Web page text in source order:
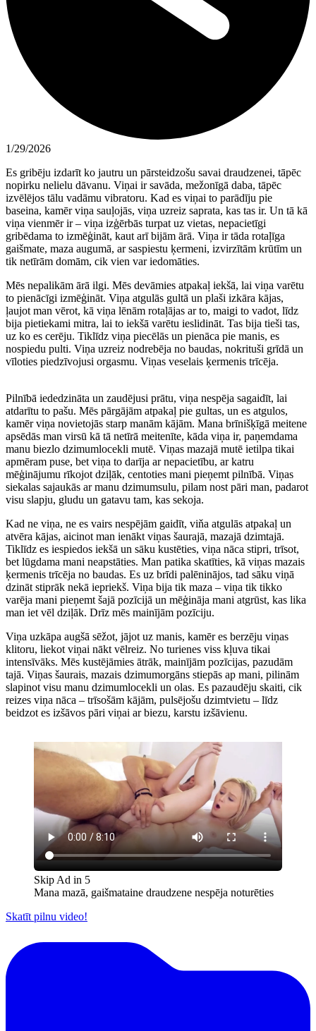
1/29/2026
Es gribēju izdarīt ko jautru un pārsteidzošu savai draudzenei, tāpēc
nopirku nelielu dāvanu. Viņai ir savāda, mežonīgā daba, tāpēc
izvēlējos tālu vadāmu vibratoru. Kad es viņai to parādīju pie
baseina, kamēr viņa sauļojās, viņa uzreiz saprata, kas tas ir. Un tā kā
viņa vienmēr ir – viņa izģērbās turpat uz vietas, nepacietīgi
gribēdama to izmēģināt, kaut arī bijām ārā. Viņa ir tāda rotaļīga
gaišmate, maza augumā, ar saspiestu ķermeni, izvirzītām krūtīm un
tik netīrām domām, cik vien var iedomāties.
Mēs nepalikām ārā ilgi. Mēs devāmies atpakaļ iekšā, lai viņa varētu
to pienācīgi izmēģināt. Viņa atgulās gultā un plaši izkāra kājas,
ļaujot man vērot, kā viņa lēnām rotaļājas ar to, maigi to vadot, līdz
bija pietiekami mitra, lai to iekšā varētu ieslidināt. Tas bija tieši tas,
uz ko es cerēju. Tiklīdz viņa piecēlās un pienāca pie manis, es
nospiedu pulti. Viņa uzreiz nodrebēja no baudas, nokrituši grīdā un
vīloties piedzīvojusi orgasmu. Viņas veselais ķermenis trīcēja.
Pilnībā iededzināta un zaudējusi prātu, viņa nespēja sagaidīt, lai
atdarītu to pašu. Mēs pārgājām atpakaļ pie gultas, un es atgulos,
kamēr viņa novietojās starp manām kājām. Mana brīnišķīgā meitene
apsēdās man virsū kā tā netīrā meitenīte, kāda viņa ir, paņemdama
manu biezlo dzimumlocekli mutē. Viņas mazajā mutē ietilpa tikai
apmēram puse, bet viņa to darīja ar nepacietību, ar katru
mēģinājumu rīkojot dziļāk, centoties mani pieņemt pilnībā. Viņas
siekalas sajaukās ar manu dzimumsulu, pilam nost pāri man, padarot
visu slapju, gludu un gatavu tam, kas sekoja.
Kad ne viņa, ne es vairs nespējām gaidīt, viňa atgulās atpakaļ un
atvēra kājas, aicinot man ienākt viņas šaurajā, mazajā dzimtajā.
Tiklīdz es iespiedos iekšā un sāku kustēties, viņa nāca stipri, trīsot,
bet lūgdama mani neapstāties. Man patika skatīties, kā viņas mazais
ķermenis trīcēja no baudas. Es uz brīdi palēninājos, tad sāku viņā
dzināt stiprāk nekā iepriekš. Viņa bija tik maza – viņa tik tikko
varēja mani pieņemt šajā pozīcijā un mēģināja mani atgrūst, kas lika
man iet vēl dziļāk. Drīz mēs mainījām pozīciju.
Viņa uzkāpa augšā sēžot, jājot uz manis, kamēr es berzēju viņas
klitoru, liekot viņai nākt vēlreiz. No turienes viss kļuva tikai
intensīvāks. Mēs kustējāmies ātrāk, mainījām pozīcijas, pazudām
tajā. Viņas šaurais, mazais dzimumorgāns stiepās ap mani, pilinām
slapinot visu manu dzimumlocekli un olas. Es pazaudēju skaiti, cik
reizes viņa nāca – trīsošām kājām, pulsējošu dzimtvietu – līdz
beidzot es izšāvos pāri viņai ar biezu, karstu izšāvienu.
Skip Ad in 5
Mana mazā, gaišmataine draudzene nespēja noturēties
Skatīt pilnu video!